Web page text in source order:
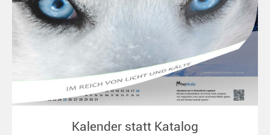
Kalender statt Katalog